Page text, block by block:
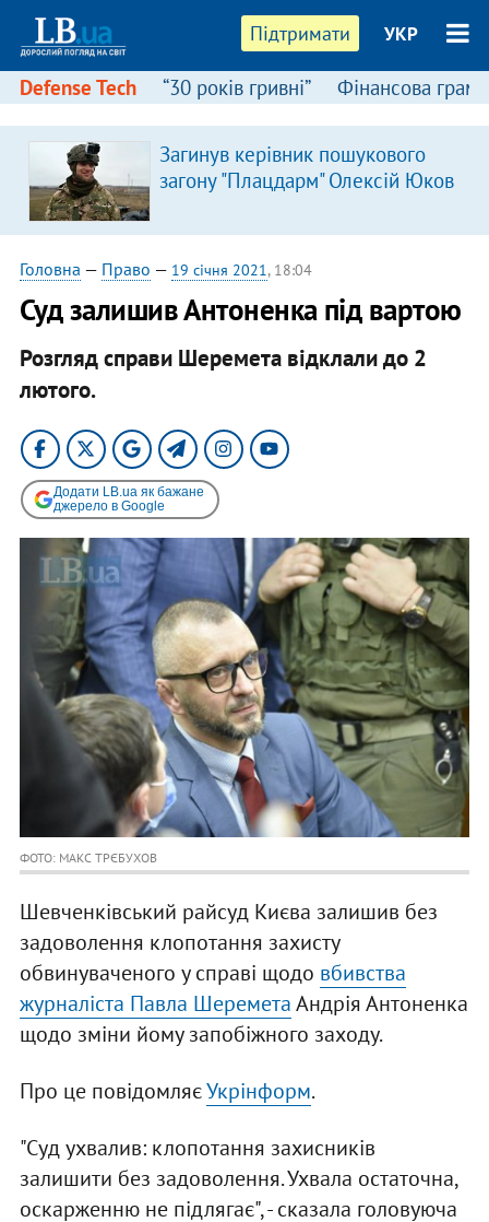
Підтримати УКР
Defense Tech “30 років гривні” Фінансова
Загинув керівник пошукового
загону "Плацдарм" Олексій Юков
Головна — Право — 19 січня 2021, 18:04
Суд залишив Антоненка під вартою
Розгляд справи Шеремета відклали до 2
лютого.
Додати LB.ua як бажане
джерело в Google
ФОТО: МАКС ТРЄБУХОВ
Шевченківський райсуд Києва залишив без
задоволення клопотання захисту
обвинуваченого у справі щодо вбивства
журналіста Павла ШереметаАндрія Антоненка
щодо зміни йому запобіжного заходу.
Про це повідомляєУкрінформ.
"Суд ухвалив: клопотання захисників
залишити без задоволення. Ухвала остаточна,
оскарженню не підлягає", - сказала головуюча